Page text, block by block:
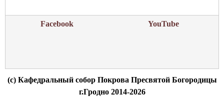
Facebook YouTube
(c) Кафедральный собор Покрова Пресвятой Богородицы
г.Гродно 2014-2026